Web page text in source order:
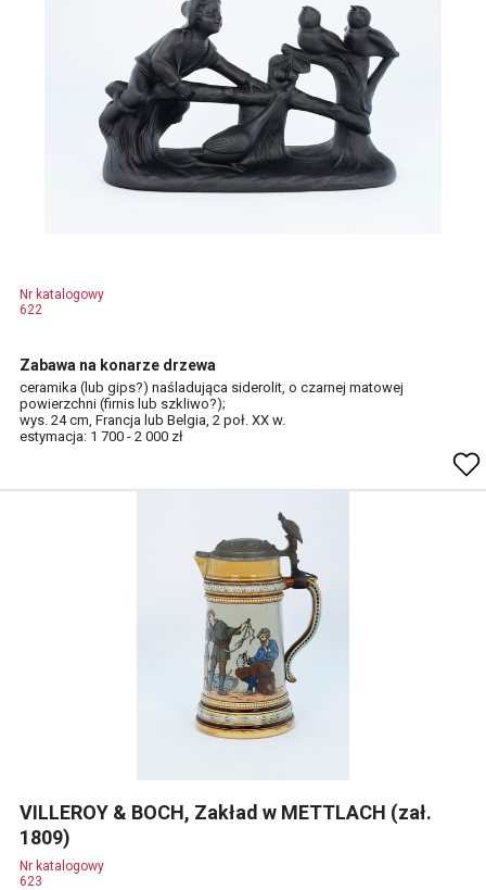
Nr katalogowy
622
Zabawa na konarze drzewa
ceramika (lub gips?) naśladująca siderolit, o czarnej matowej
powierzchni (firnis lub szkliwo?);
wys. 24 cm, Francja lub Belgia, 2 poł. XX w.
estymacja: 1 700 - 2 000 zł
VILLEROY & BOCH, Zakład w METTLACH (zał.
1809)
Nr katalogowy
623